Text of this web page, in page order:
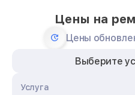
Цены на
Цены
Выберите
Услуга